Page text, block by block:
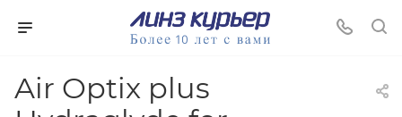
Air Optix plus